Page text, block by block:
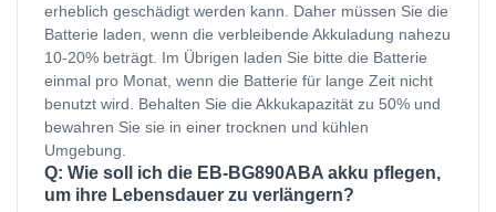
erheblich geschädigt werden kann. Daher müssen Sie die
Batterie laden, wenn die verbleibende Akkuladung nahezu
10-20% beträgt. Im Übrigen laden Sie bitte die Batterie
einmal pro Monat, wenn die Batterie für lange Zeit nicht
benutzt wird. Behalten Sie die Akkukapazität zu 50% und
bewahren Sie sie in einer trocknen und kühlen
Umgebung.
Q: Wie soll ich die EB-BG890ABA akku pflegen,
um ihre Lebensdauer zu verlängern?